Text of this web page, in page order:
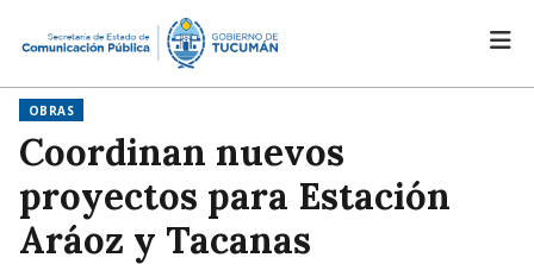
OBRAS
Coordinan nuevos
proyectos para Estación
Aráoz y Tacanas